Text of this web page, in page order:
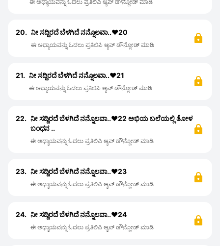
ಈ ಅಧ್ಯಾಯವನ್ನು ಓದಲು ಪ್ರತಿಲಿಪಿ ಆ್ಯಪ್ ಡೌನ್ಲೋಡ್ ಮಾಡಿ
20. ನೀ ಸದ್ದಿರದೆ ಬೆಳಗಿದೆ ನನ್ನೊಲವಾ..❤️20
ಈ ಅಧ್ಯಾಯವನ್ನು ಓದಲು ಪ್ರತಿಲಿಪಿ ಆ್ಯಪ್ ಡೌನ್ಲೋಡ್ ಮಾಡಿ
21. ನೀ ಸದ್ದಿರದೆ ಬೆಳಗಿದೆ ನನ್ನೊಲವಾ..❤️21
ಈ ಅಧ್ಯಾಯವನ್ನು ಓದಲು ಪ್ರತಿಲಿಪಿ ಆ್ಯಪ್ ಡೌನ್ಲೋಡ್ ಮಾಡಿ
22. ನೀ ಸದ್ದಿರದೆ ಬೆಳಗಿದೆ ನನ್ನೊಲವಾ..❤️22 ಅಭಿಯ ಬಲೆಯಲ್ಲಿ ತೋಳ
ಬಂಧನ ..
ಈ ಅಧ್ಯಾಯವನ್ನು ಓದಲು ಪ್ರತಿಲಿಪಿ ಆ್ಯಪ್ ಡೌನ್ಲೋಡ್ ಮಾಡಿ
23. ನೀ ಸದ್ದಿರದೆ ಬೆಳಗಿದೆ ನನ್ನೊಲವಾ..❤️23
ಈ ಅಧ್ಯಾಯವನ್ನು ಓದಲು ಪ್ರತಿಲಿಪಿ ಆ್ಯಪ್ ಡೌನ್ಲೋಡ್ ಮಾಡಿ
24. ನೀ ಸದ್ದಿರದೆ ಬೆಳಗಿದೆ ನನ್ನೊಲವಾ..❤️24
ಈ ಅಧ್ಯಾಯವನ್ನು ಓದಲು ಪ್ರತಿಲಿಪಿ ಆ್ಯಪ್ ಡೌನ್ಲೋಡ್ ಮಾಡಿ